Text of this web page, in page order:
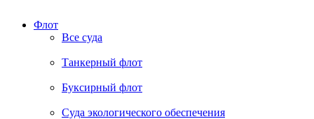
Флот
Все суда
Танкерный флот
Буксирный флот
Суда экологического обеспечения